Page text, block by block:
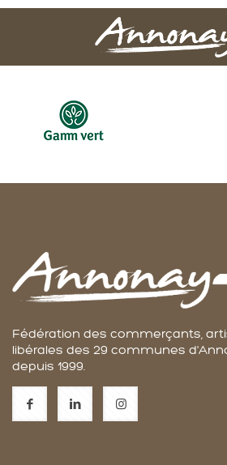
Fédération des commerçants,
libérales des 29 communes
depuis 1999.